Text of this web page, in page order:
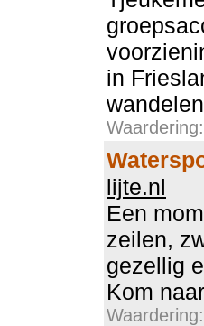
in
lijte.nl
Een
zeilen,
gezellig
Kom